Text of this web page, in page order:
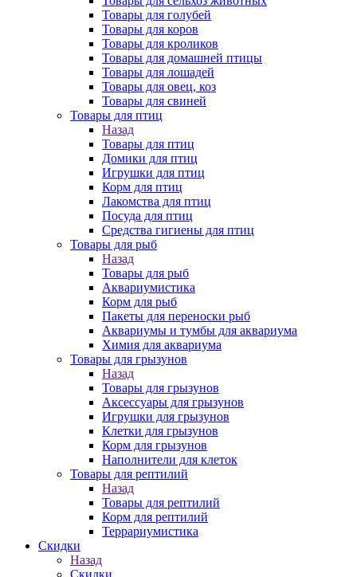
Товары для голубей
Товары для коров
Товары для кроликов
Товары для домашней птицы
Товары для лошадей
Товары для овец, коз
Товары для свиней
Товары для птиц
Назад
Товары для птиц
Домики для птиц
Игрушки для птиц
Корм для птиц
Лакомства для птиц
Посуда для птиц
Средства гигиены для птиц
Товары для рыб
Назад
Товары для рыб
Аквариумистика
Корм для рыб
Пакеты для переноски рыб
Аквариумы и тумбы для аквариума
Химия для аквариума
Товары для грызунов
Назад
Товары для грызунов
Аксессуары для грызунов
Игрушки для грызунов
Клетки для грызунов
Корм для грызунов
Наполнители для клеток
Товары для рептилий
Назад
Товары для рептилий
Корм для рептилий
Террариумистика
Скидки
Назад
Скидки